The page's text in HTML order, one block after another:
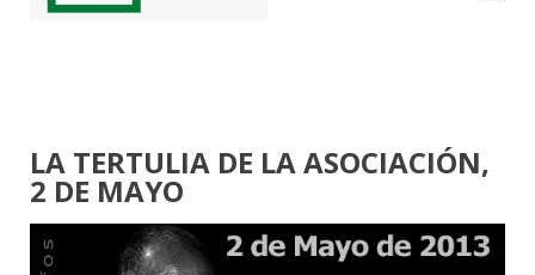
FOTÓGRAFOS
LA TERTULIA DE LA ASOCIACIÓN,
2 DE MAYO